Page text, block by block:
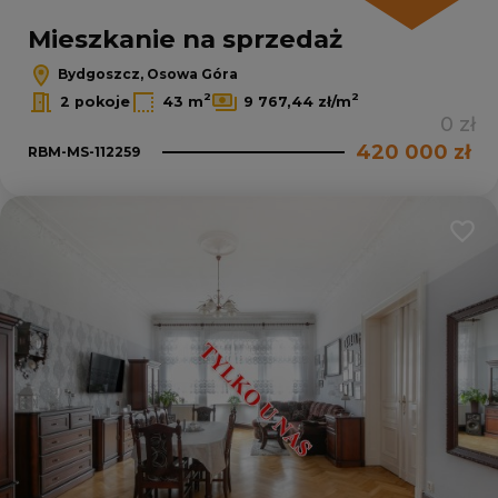
Mieszkanie na sprzedaż
Bydgoszcz, Osowa Góra
2 pokoje
43 m2 9 767,44 zł/m2
0 zł
RBM-MS-112259 420 000 zł